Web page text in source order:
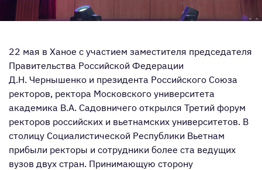
22 мая в Ханое с участием заместителя председателя
Правительства Российской Федерации
Д.Н. Чернышенко и президента Российского Союза
ректоров, ректора Московского университета
академика В.А. Садовничего открылся Третий форум
ректоров российских и вьетнамских университетов. В
столицу Социалистической Республики Вьетнам
прибыли ректоры и сотрудники более ста ведущих
вузов двух стран. Принимающую сторону